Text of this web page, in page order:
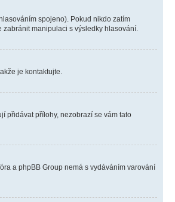
spojeno). Pokud nikdo zatím
zabránit manipulaci s výsledky hlasování.
je kontaktujte.
přidávat přílohy, nezobrazí se vám tato
a phpBB Group nemá s vydáváním varování